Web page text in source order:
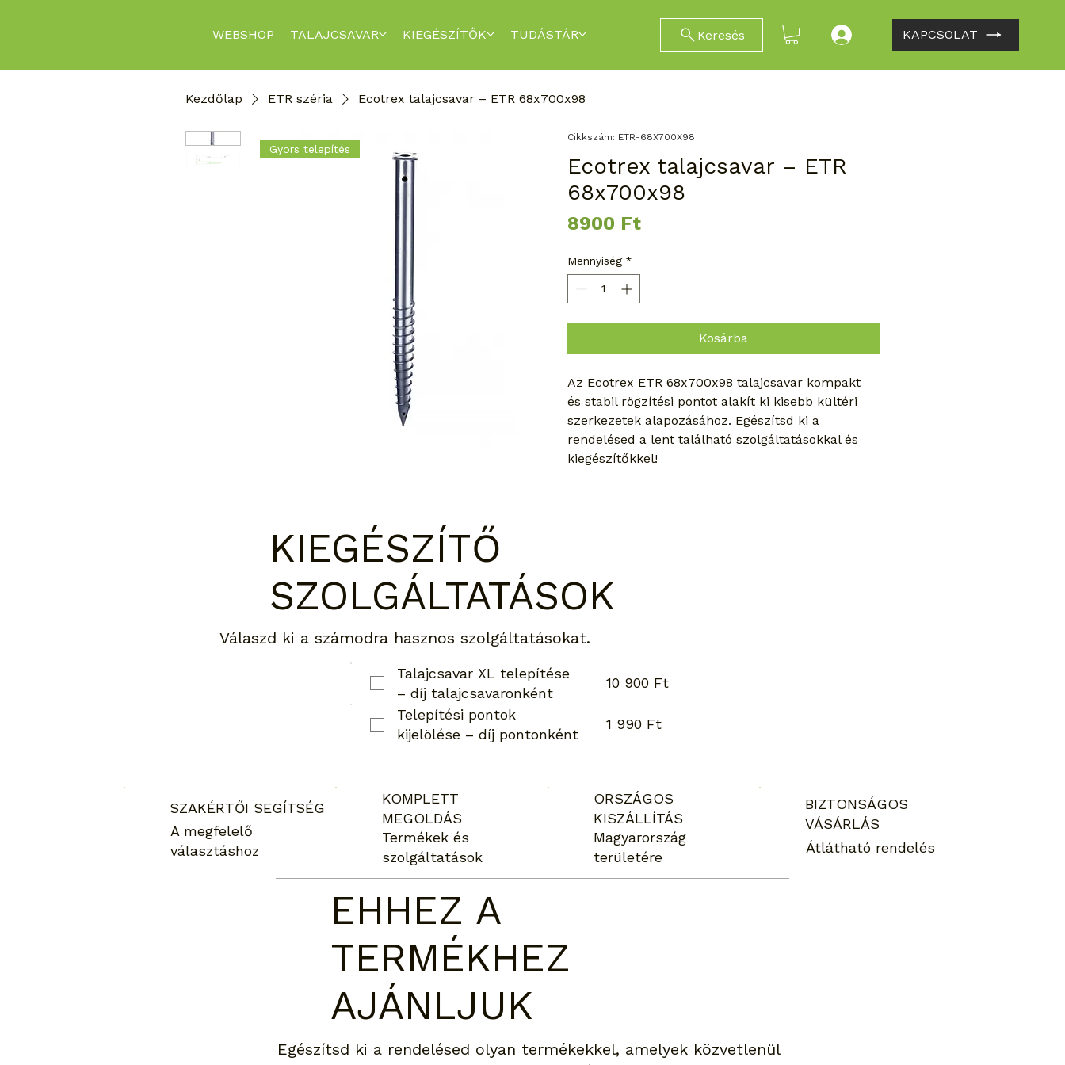
WEBSHOP TALAJCSAVAR KIEGÉSZÍTŐK TUDÁSTÁR Keresés KAPCSOLAT
KIEGÉSZÍTŐ
SZOLGÁLTATÁSOK
Válaszd ki a számodra hasznos szolgáltatásokat.
Talajcsavar XL telepítése
– díj talajcsavaronként
10 900 Ft
Telepítési pontok
kijelölése – díj pontonként
1 990 Ft
SZAKÉRTŐI SEGÍTSÉG
A megfelelő
választáshoz
KOMPLETT
MEGOLDÁS
Termékek és
szolgáltatások
ORSZÁGOS
KISZÁLLÍTÁS
Magyarország
területére
BIZTONSÁGOS
VÁSÁRLÁS
Átlátható rendelés
EHHEZ A
TERMÉKHEZ
AJÁNLJUK
Egészítsd ki a rendelésed olyan termékekkel, amelyek közvetlenül
Kezdőlap ETR széria Ecotrex talajcsavar – ETR 68x700x98
Gyors telepítés
Cikkszám: ETR-68X700X98
Ecotrex talajcsavar – ETR
68x700x98
8900 FtÁr
Mennyiség *
Kosárba
Az Ecotrex ETR 68x700x98 talajcsavar kompakt
és stabil rögzítési pontot alakít ki kisebb kültéri
szerkezetek alapozásához. Egészítsd ki a
rendelésed a lent található szolgáltatásokkal és
kiegészítőkkel!